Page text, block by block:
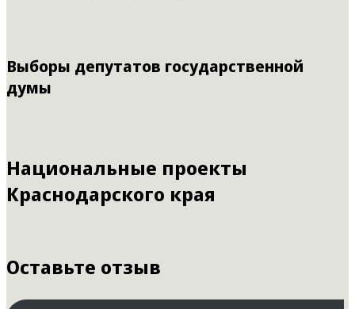
Выборы депутатов государственной
думы
Национальные проекты
Краснодарского края
Оставьте отзыв